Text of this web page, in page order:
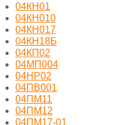
04КН01
04КН010
04КН017
04КН18Б
04КП02
04МП004
04НР02
04ПВ001
04ПМ11
04ПМ12
04ПМ17-01